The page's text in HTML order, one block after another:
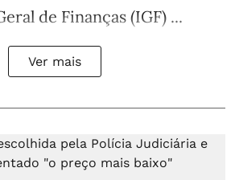
de Finanças (IGF) ...
Ver mais